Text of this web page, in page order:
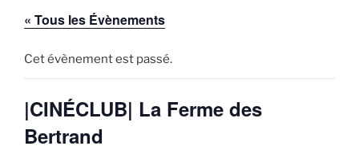
« Tous les Évènements
Cet évènement est passé.
|CINÉCLUB| La Ferme des
Bertrand